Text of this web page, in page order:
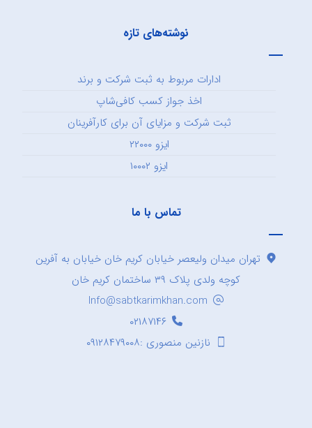
نوشته‌های تازه
ادارات مربوط به ثبت شرکت و برند
اخذ جواز کسب کافی‌شاپ
ثبت شرکت و مزایای آن برای کارآفرینان
ایزو ۲۲۰۰۰
ایزو ۱۰۰۰۲
تماس با ما
تهران میدان ولیعصر خیابان کریم خان خیابان به آفرین
کوچه ولدی پلاک ۳۹ ساختمان کریم خان
Info@sabtkarimkhan.com
۰۲۱۸۷۱۴۶
نازنین منصوری :۰۹۱۲۸۴۷۹۰۰۸